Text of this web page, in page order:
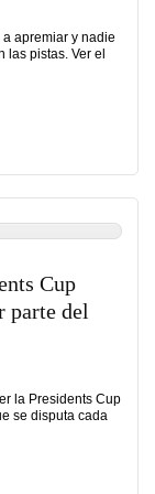
apremiar y nadie
pistas. Ver el
Cup
parte del
la Presidents Cup
se disputa cada